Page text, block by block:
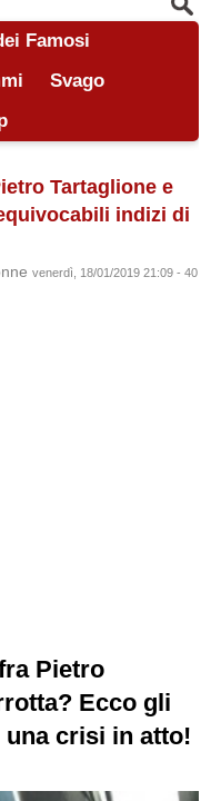
Famosi
Svago
Tartaglione e
indizi di
venerdì, 18/01/2019 21:09 - 40
Pietro
Ecco gli
crisi in atto!